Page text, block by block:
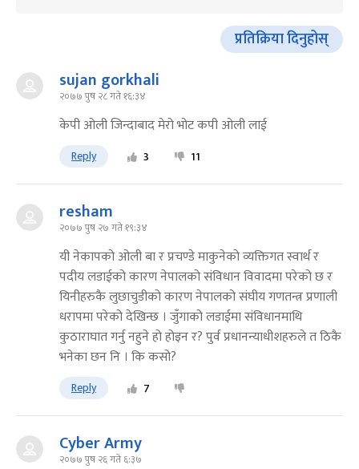
प्रतिक्रिया दिनुहोस्
sujan gorkhali
२०७७ पुष २८ गते १६:३४
केपी ओली जिन्दाबाद मेरो भोट कपी ओली लाई
Reply 3 11
resham
२०७७ पुष २७ गते १९:३४
यी नेकापको ओली बा र प्रचण्डे माकुनेको व्यक्तिगत स्वार्थ र
पदीय लडाईको कारण नेपालको संविधान विवादमा परेको छ र
यिनीहरुकै लुछाचुडीको कारण नेपालको संघीय गणतन्त्र प्रणाली
धरापमा परेको देखिन्छ । जुँगाको लडाईमा संविधानमाथि
कुठाराघात गर्नु नहुने हो होइन र? पुर्व प्रधानन्याधीशहरुले त ठिकै
भनेका छन नि । कि कसो?
Reply 7
Cyber Army
२०७७ पुष २६ गते ६:३७